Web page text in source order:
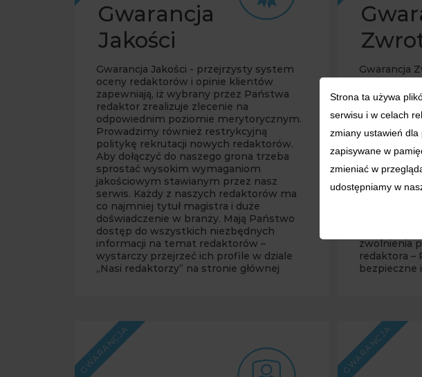
Gwarancja
Jakości
Gwarancja Jakości - przejrzysty system
oceny redaktorów i opinie klientów
zapewniają, iż wybrany przez Państwa
redaktor zrealizuje zlecenie na
odpowiednim poziomie merytorycznym.
Prowadzimy również restrykcyjną
politykę rekrutacji nowych redaktorów.
Aby dołączyć do naszego grona trzeba
sprostać wysokim wymaganiom
jakościowym stawianym przez nasz
serwis. Każdy z naszych redaktorów ma
co najmniej tytuł magistra i duże
doświadczenie w branży. Mają Państwo
dostęp do wszystkich niezbędnych
informacji na temat redaktorów –
wystarczy przejrzeć ich profile w dziale
„Nasi redaktorzy” na stronie głównej
Gwarancja
usługę nie
prawidłowo
zwalniasz
będziesz
reklamacja
pomimo
ostatecznie
należycie i
zwolnienia
redaktora –
bezpieczne
GWARANCJA GWARANCJA
Strona ta używa
serwisu i w celach
zmiany ustawień
zapisywane w
zmieniać w
udostępniamy w